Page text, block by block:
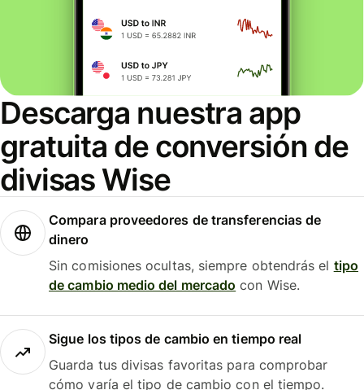
Descarga nuestra app
gratuita de conversión de
divisas Wise
Compara proveedores de transferencias de
dinero
Sin comisiones ocultas, siempre obtendrás el tipo
de cambio medio del mercado con Wise.
Sigue los tipos de cambio en tiempo real
Guarda tus divisas favoritas para comprobar
cómo varía el tipo de cambio con el tiempo.